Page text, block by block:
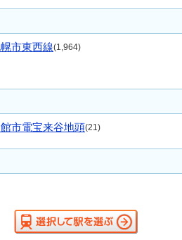
市東西線(1,964)
市電宝来谷地頭(21)